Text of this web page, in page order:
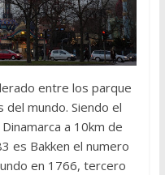
entre los parque
mundo. Siendo el
a 10km de
es Bakken el numero
en 1766, tercero